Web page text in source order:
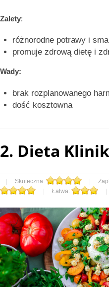
Zalety:
różnorodne potrawy i
promuje zdrową dietę i
Wady:
brak rozplanowanego
dość kosztowna
2. Dieta
| Skuteczna: |
|
Łatwa: |